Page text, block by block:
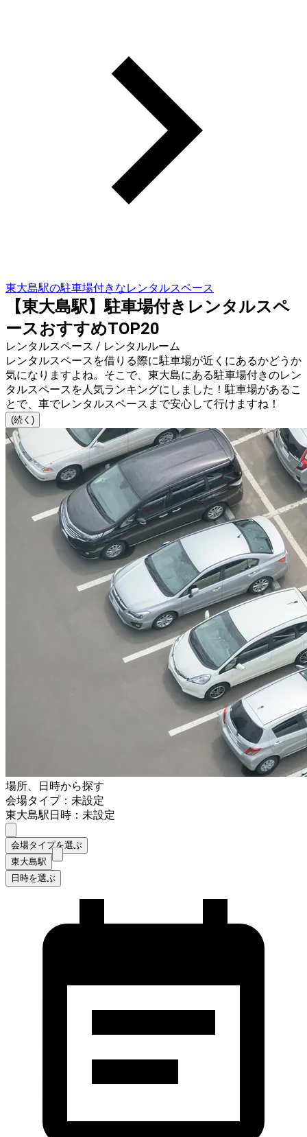
東大島駅の駐車場付きなレンタルスペース
【東大島駅】駐車場付きレンタルスペ
ースおすすめTOP20
レンタルスペース / レンタルルーム
レンタルスペースを借りる際に駐車場が近くにあるかどうか
気になりますよね。そこで、東大島にある駐車場付きのレン
タルスペースを人気ランキングにしました！駐車場があるこ
とで、車でレンタルスペースまで安心して行けますね！
(続く)
場所、日時から探す
会場タイプ：未設定
東大島駅日時：未設定
会場タイプを選ぶ
東大島駅
日時を選ぶ